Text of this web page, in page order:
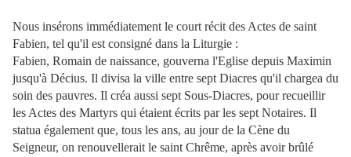
Nous insérons immédiatement le court récit des Actes de saint
Fabien, tel qu'il est consigné dans la Liturgie :
Fabien, Romain de naissance, gouverna l'Eglise depuis Maximin
jusqu'à Décius. Il divisa la ville entre sept Diacres qu'il chargea du
soin des pauvres. Il créa aussi sept Sous-Diacres, pour recueillir
les Actes des Martyrs qui étaient écrits par les sept Notaires. Il
statua également que, tous les ans, au jour de la Cène du
Seigneur, on renouvellerait le saint Chrême, après avoir brûlé